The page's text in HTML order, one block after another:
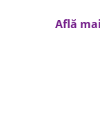
Află